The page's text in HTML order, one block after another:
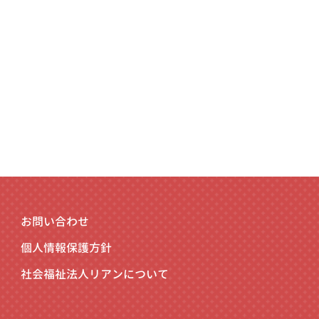
お問い合わせ
個人情報保護方針
社会福祉法人リアンについて